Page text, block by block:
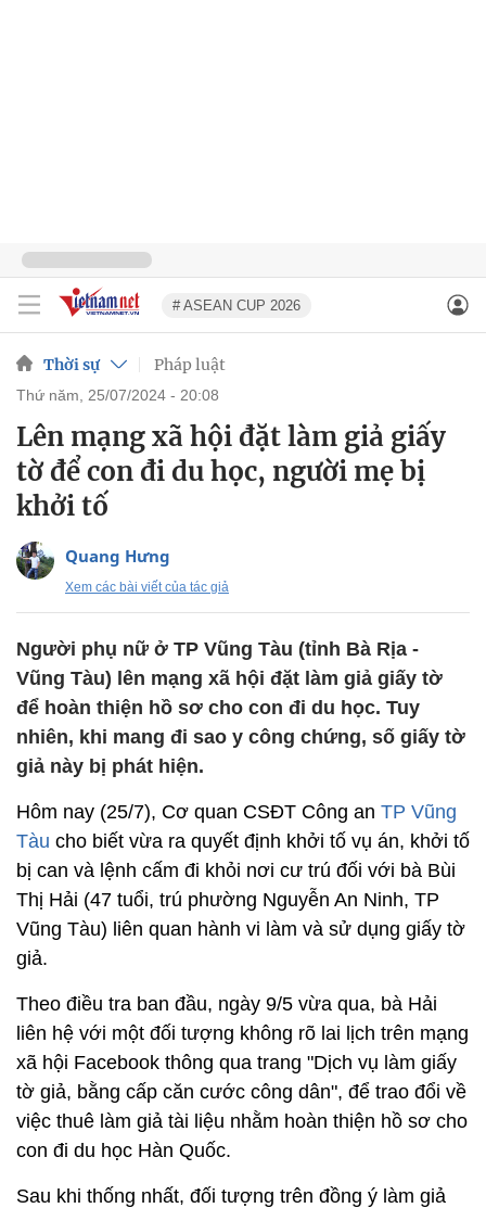
# ASEAN CUP 2026
Thời sự Pháp luật
thứ năm, 25/07/2024 - 20:08
Lên mạng xã hội đặt làm giả giấy
tờ để con đi du học, người mẹ bị
khởi tố
Quang Hưng
Xem các bài viết của tác giả
Người phụ nữ ở TP Vũng Tàu (tỉnh Bà Rịa -
Vũng Tàu) lên mạng xã hội đặt làm giả giấy tờ
để hoàn thiện hồ sơ cho con đi du học. Tuy
nhiên, khi mang đi sao y công chứng, số giấy tờ
giả này bị phát hiện.
Hôm nay (25/7), Cơ quan CSĐT Công an TP Vũng
Tàu cho biết vừa ra quyết định khởi tố vụ án, khởi tố
bị can và lệnh cấm đi khỏi nơi cư trú đối với bà Bùi
Thị Hải (47 tuổi, trú phường Nguyễn An Ninh, TP
Vũng Tàu) liên quan hành vi làm và sử dụng giấy tờ
giả.
Theo điều tra ban đầu, ngày 9/5 vừa qua, bà Hải
liên hệ với một đối tượng không rõ lai lịch trên mạng
xã hội Facebook thông qua trang "Dịch vụ làm giấy
tờ giả, bằng cấp căn cước công dân", để trao đổi về
việc thuê làm giả tài liệu nhằm hoàn thiện hồ sơ cho
con đi du học Hàn Quốc.
Sau khi thống nhất, đối tượng trên đồng ý làm giả